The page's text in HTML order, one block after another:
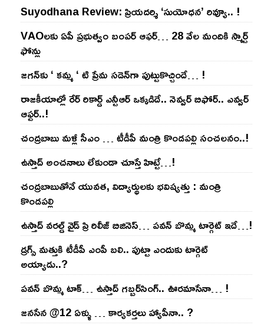
Suyodhana Review: ప్రియదర్శి ‘సుయోధన’ రివ్యూ.. !
VAOల‌కు ఏపీ ప్ర‌భుత్వం బంప‌ర్ ఆఫ‌ర్‌… 28 వేల మందికి స్మార్ట్
ఫోన్లు
జ‌గ‌న్‌కు ‘ క‌మ్మ ‘ టి ప్రేమ స‌డెన్‌గా పుట్టుకొచ్చిందే… !
రాజ‌కీయాల్లో రేర్ రికార్డ్ ఎన్టీఆర్ ఒక్క‌డిదే.. నెవ్వ‌ర్ బిఫోర్‌.. ఎవ్వ‌ర్
ఆఫ్ట‌ర్‌..!
చంద్ర‌బాబు మ‌ళ్లీ సీఎం … టీడీపీ మంత్రి కొండ‌ప‌ల్లి సంచ‌ల‌నం..!
ఉస్తాద్ అంచ‌నాలు లేకుండా చూస్తే హిట్టే…!
చంద్ర‌బాబుతోనే యువ‌త‌, విద్యార్థుల‌కు భ‌విష్య‌త్తు : మంత్రి
కొండ‌ప‌ల్లి
ఉస్తాద్ వ‌ర‌ల్డ్ వైడ్ ప్రి రిలీజ్ బిజినెస్‌… ప‌వ‌న్ బొమ్మ టార్గెట్ ఇదే…!
డ్రగ్స్ మత్తుకి టీడీపీ ఎంపీ బలి.. పుట్టా ఎందుకు టార్గెట్
అయ్యాడు..?
ప‌వ‌న్ బొమ్మ టాక్‌… ఉస్తాద్ గ‌బ్బ‌ర్‌సింగ్‌.. ఊర‌మాసేనా… !
జనసేన @12 ఏళ్ళు … కార్యకర్తలు హ్యాపీనా.. ?